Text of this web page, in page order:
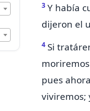
3 Y había
dijeron el
4 Si
pues
viviremos;